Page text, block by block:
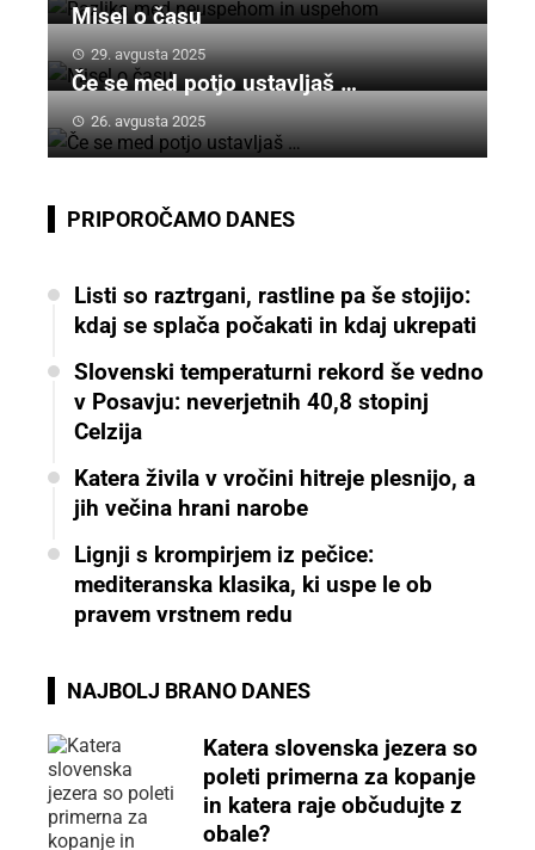
Misel o času
29. avgusta 2025
Če se med potjo ustavljaš …
26. avgusta 2025
PRIPOROČAMO DANES
Listi so raztrgani, rastline pa še stojijo:
kdaj se splača počakati in kdaj ukrepati
Slovenski temperaturni rekord še vedno
v Posavju: neverjetnih 40,8 stopinj
Celzija
Katera živila v vročini hitreje plesnijo, a
jih večina hrani narobe
Lignji s krompirjem iz pečice:
mediteranska klasika, ki uspe le ob
pravem vrstnem redu
NAJBOLJ BRANO DANES
Katera slovenska jezera so
poleti primerna za kopanje
in katera raje občudujte z
obale?